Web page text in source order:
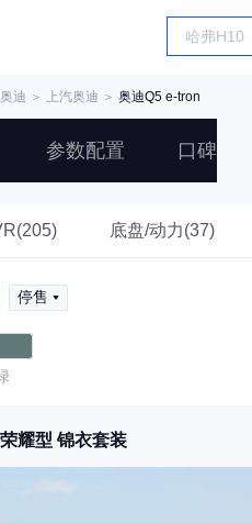
奥迪 ＞ 上汽奥迪 ＞ 奥迪Q5 e-tron
参数配置 口碑
底盘/动力(37)
停售
耀型 锦衣套装